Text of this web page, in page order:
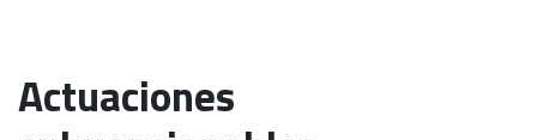
Actuaciones